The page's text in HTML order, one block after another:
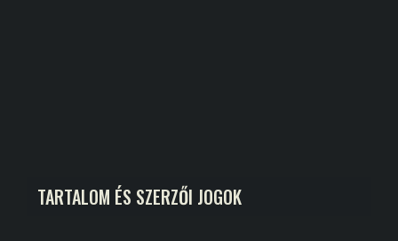
TARTALOM ÉS SZERZŐI JOGOK